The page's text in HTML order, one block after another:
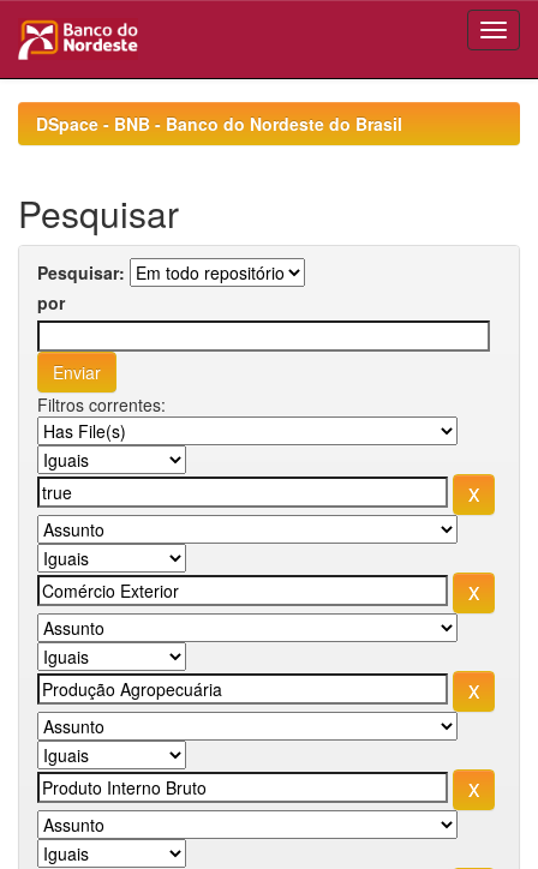
navigationDSpace - BNB - Banco do Nordeste do Brasil
Pesquisar
Pesquisar:
por
Filtros correntes: